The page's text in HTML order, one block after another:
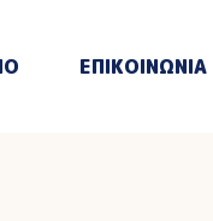
ΕΠΙΚΟΙΝΩΝΙΑ